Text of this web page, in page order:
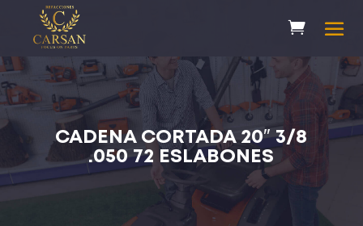
CADENA CORTADA 20″ 3/8
.050 72 ESLABONES